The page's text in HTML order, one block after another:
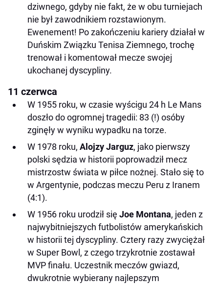
dziwnego, gdyby nie fakt, że w obu turniejach
nie był zawodnikiem rozstawionym.
Ewenement! Po zakończeniu kariery działał w
Duńskim Związku Tenisa Ziemnego, trochę
trenował i komentował mecze swojej
ukochanej dyscypliny.
11 czerwca
W 1955 roku, w czasie wyścigu 24 h Le Mans
doszło do ogromnej tragedii: 83 (!) osóby
zginęły w wyniku wypadku na torze.
W 1978 roku, Alojzy Jarguz, jako pierwszy
polski sędzia w historii poprowadził mecz
mistrzostw świata w piłce nożnej. Stało się to
w Argentynie, podczas meczu Peru z Iranem
(4:1).
W 1956 roku urodził się Joe Montana, jeden z
najwybitniejszych futbolistów amerykańskich
w historii tej dyscypliny. Cztery razy zwyciężał
w Super Bowl, z czego trzykrotnie zostawał
MVP finału. Uczestnik meczów gwiazd,
dwukrotnie wybierany najlepszym